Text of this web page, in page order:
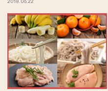
2018.06.22